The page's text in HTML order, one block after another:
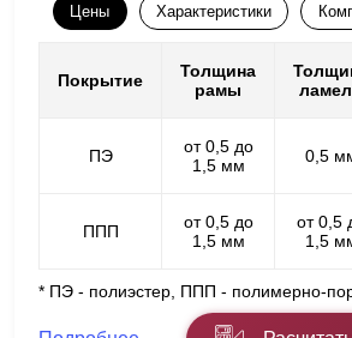
Цены Характеристики
Покрытие
Толщина
рамы
ПЭ
от 0,5 до
1,5 мм
0,5
ППП
от 0,5 до
1,5 мм
от 0,5
1,5
* ПЭ - полиэстер, ППП - полимерно-